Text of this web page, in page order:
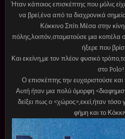
Ήταν κάποιος επισκέπτης που μόλις
να βρεί,ένα από τα διαχρονικά
Κόκκινο Σπίτι.Μέσα στην
πόλης,λοιπόν,σταματούσε μια κοπέλα
ήξερε που
Και εκείνη,με τον πλέον φυσικό
στο Polo!
Ο επισκέπτης την ευχαριστούσε και
Αυτή ήταν μια πολύ όμορφη
δείξει πως ο <χώρος>,εκεί,ήταν
φήμη και το